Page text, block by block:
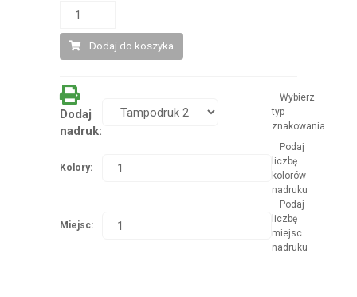
Dodaj do koszyka
Dodaj
nadruk:
Wybierz
typ
znakowania
Kolory:
Podaj
liczbę
kolorów
nadruku
Miejsc:
Podaj
liczbę
miejsc
nadruku